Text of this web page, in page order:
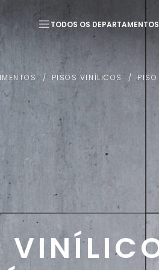
TODOS OS DEPARTAMENTOS
PISOS VINÍLICOS
Termos mais buscados
1 Piso
2 20x20